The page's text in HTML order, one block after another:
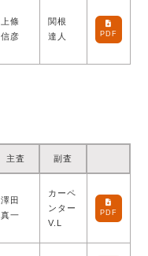
上條
信彦
関根
達人
PDF
主査 副査
澤田
真一
カーペ
ンター
V.L
PDF